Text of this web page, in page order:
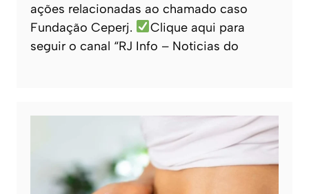
ações relacionadas ao chamado caso
Fundação Ceperj.
Clique aqui para
seguir o canal “RJ Info – Noticias do